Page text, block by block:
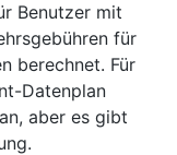
Benutzer mit
für
berechnet. Für
Datenplan
aber es gibt